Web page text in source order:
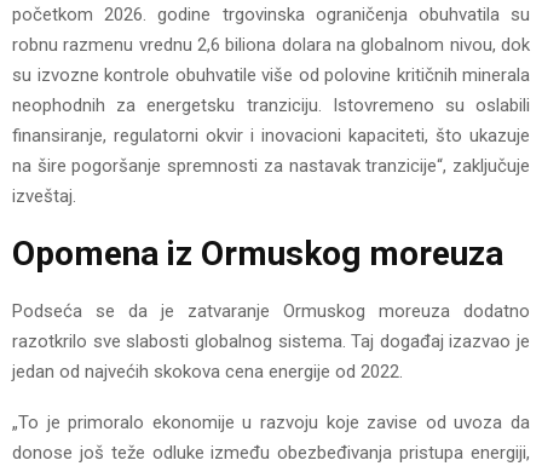
početkom 2026. godine trgovinska ograničenja obuhvatila su
robnu razmenu vrednu 2,6 biliona dolara na globalnom nivou, dok
su izvozne kontrole obuhvatile više od polovine kritičnih minerala
neophodnih za energetsku tranziciju. Istovremeno su oslabili
finansiranje, regulatorni okvir i inovacioni kapaciteti, što ukazuje
na šire pogoršanje spremnosti za nastavak tranzicije“, zaključuje
izveštaj.
Opomena iz Ormuskog moreuza
Podseća se da je zatvaranje Ormuskog moreuza dodatno
razotkrilo sve slabosti globalnog sistema. Taj događaj izazvao je
jedan od najvećih skokova cena energije od 2022.
„To je primoralo ekonomije u razvoju koje zavise od uvoza da
donose još teže odluke između obezbeđivanja pristupa energiji,